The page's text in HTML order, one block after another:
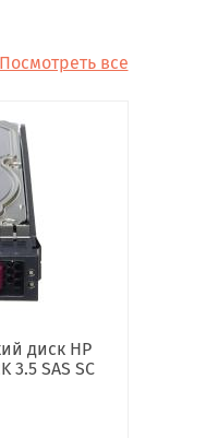
Посмотреть все
диск HP
3.5 SAS SC